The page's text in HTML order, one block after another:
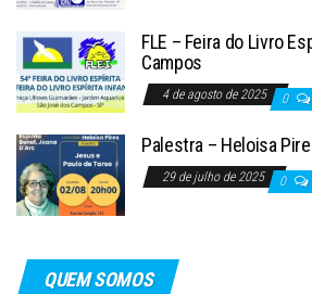
FLE – Feira do Livro
Campos
4 de agosto de 2025 0
Palestra – Heloisa
29 de julho de 2025 0
QUEM SOMOS